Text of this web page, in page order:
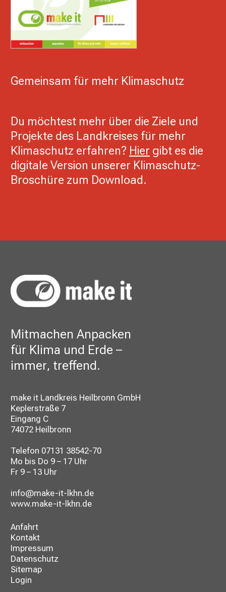
Gemeinsam für mehr Klimaschutz
Du möchtest mehr über die Ziele und
Projekte des Landkreises für mehr
Klimaschutz erfahren? Hier gibt es die
digitale Version unserer Klimaschutz-
Broschüre zum Download.
Mitmachen Anpacken
für Klima und Erde –
immer, treffend.
make it Landkreis Heilbronn GmbH
Keplerstraße 7
Eingang C
74072 Heilbronn
Telefon 07131 38542-70
Mo bis Do 9 – 17 Uhr
Fr 9 – 13 Uhr
info@make-it-lkhn.de
www.make-it-lkhn.de
Anfahrt
Kontakt
Impressum
Datenschutz
Sitemap
Login